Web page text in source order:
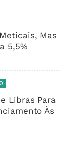
Mas
5,5%
Libras Para
Às